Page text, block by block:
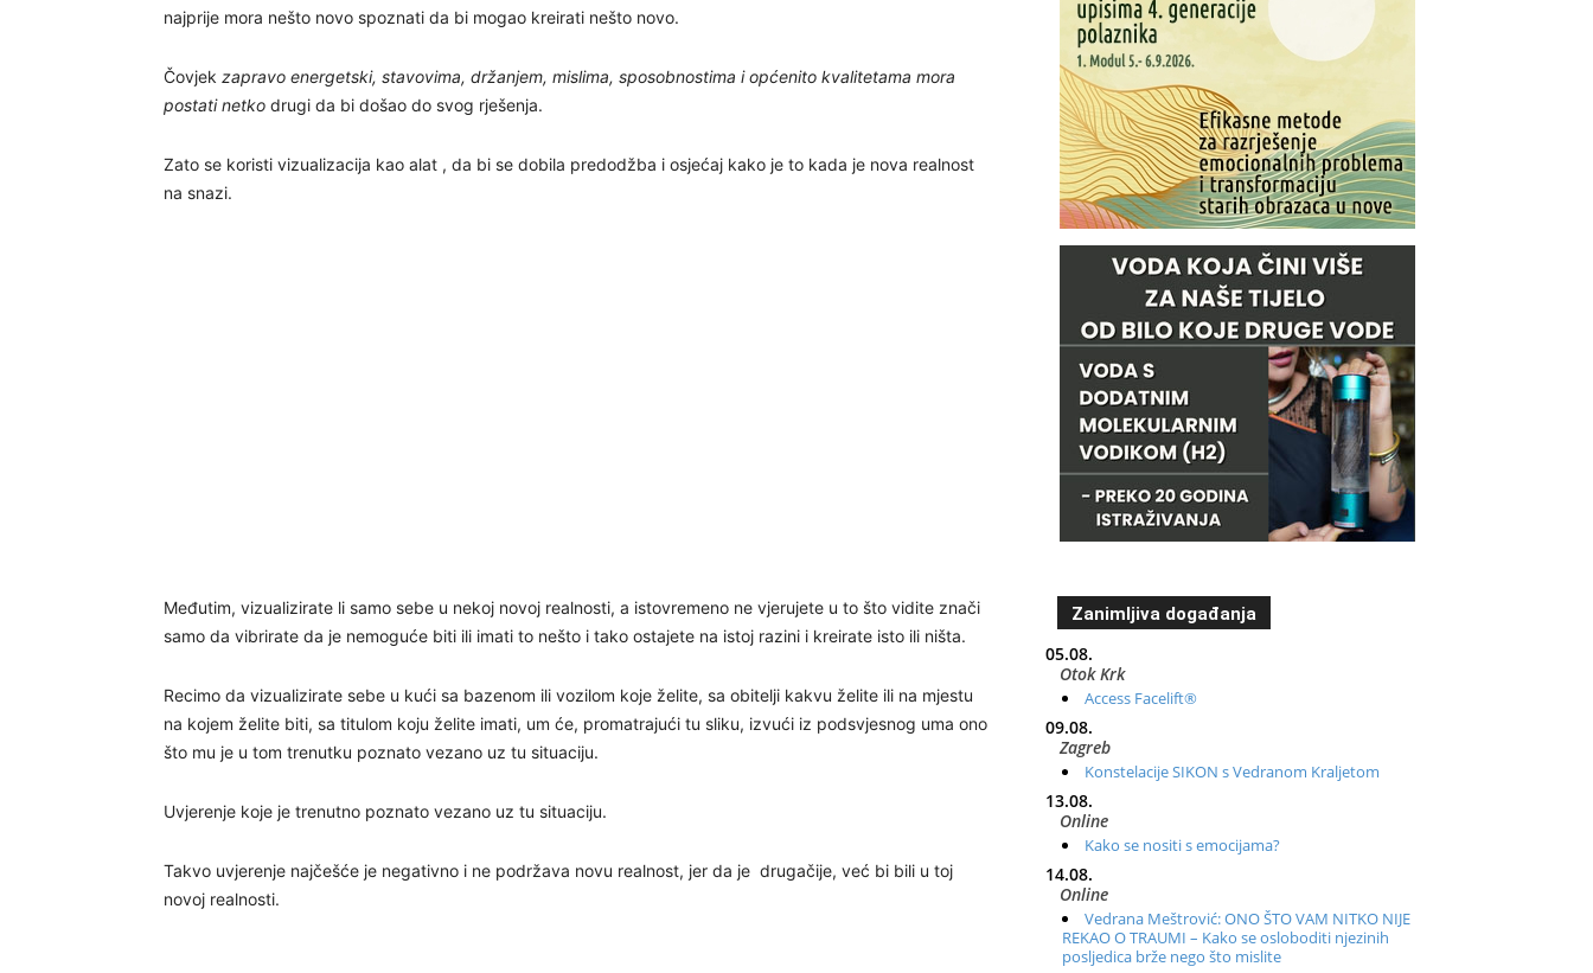
najprije mora nešto novo spoznati da bi mogao kreirati nešto novo.
Čovjek zapravo energetski, stavovima, držanjem, mislima, sposobnostima i općenito kvalitetama mora
postati netko drugi da bi došao do svog rješenja.
Zato se koristi vizualizacija kao alat , da bi se dobila predodžba i osjećaj kako je to kada je nova realnost
na snazi.
Međutim, vizualizirate li samo sebe u nekoj novoj realnosti, a istovremeno ne vjerujete u to što vidite znači
samo da vibrirate da je nemoguće biti ili imati to nešto i tako ostajete na istoj razini i kreirate isto ili ništa.
Recimo da vizualizirate sebe u kući sa bazenom ili vozilom koje želite, sa obitelji kakvu želite ili na mjestu
na kojem želite biti, sa titulom koju želite imati, um će, promatrajući tu sliku, izvući iz podsvjesnog uma ono
što mu je u tom trenutku poznato vezano uz tu situaciju.
Uvjerenje koje je trenutno poznato vezano uz tu situaciju.
Takvo uvjerenje najčešće je negativno i ne podržava novu realnost, jer da je drugačije, već bi bili u toj
novoj realnosti.
Zanimljiva događanja
05.08.
Otok Krk
Access Facelift®
09.08.
Zagreb
Konstelacije SIKON s Vedranom Kraljetom
13.08.
Online
Kako se nositi s emocijama?
14.08.
Online
Vedrana Meštrović: ONO ŠTO VAM NITKO NIJE
REKAO O TRAUMI – Kako se osloboditi njezinih
posljedica brže nego što mislite